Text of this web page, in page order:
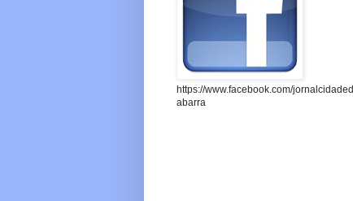
https://www.facebook.com/jornalcidaded
abarra